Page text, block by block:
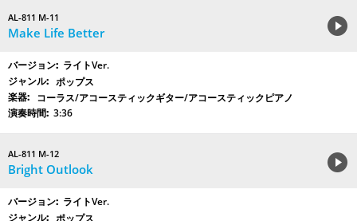
AL-811 M-11
Make Life Better
ライトVer.
ポップス
コーラス/アコースティックギター/アコースティックピアノ
3:36
AL-811 M-12
Bright Outlook
ライトVer.